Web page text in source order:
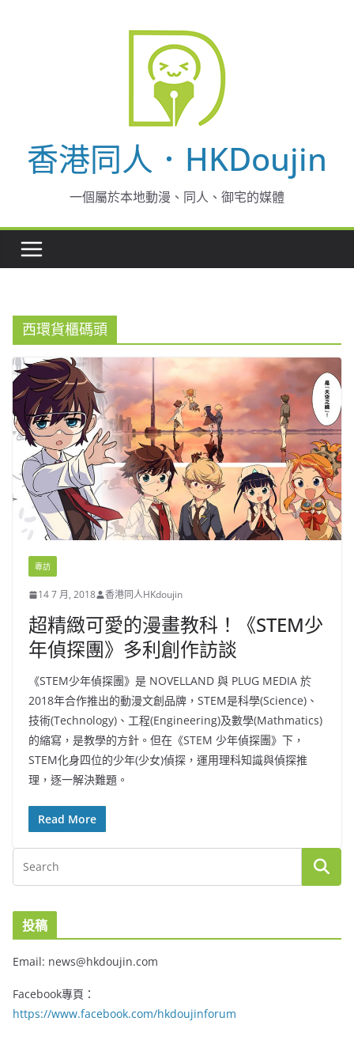
香港同人．HKDoujin
一個屬於本地動漫、同人、御宅的媒體
西環貨櫃碼頭
專訪
14 7 月, 2018 香港同人HKdoujin
超精緻可愛的漫畫教科！《STEM少
年偵探團》多利創作訪談
《STEM少年偵探團》是 NOVELLAND 與 PLUG MEDIA 於
2018年合作推出的動漫文創品牌，STEM是科學(Science)、
技術(Technology)、工程(Engineering)及數學(Mathmatics)
的縮寫，是教學的方針。但在《STEM 少年偵探團》下，
STEM化身四位的少年(少女)偵探，運用理科知識與偵探推
理，逐一解決難題。
Read More
投稿
Email: news@hkdoujin.com
Facebook專頁：
https://www.facebook.com/hkdoujinforum